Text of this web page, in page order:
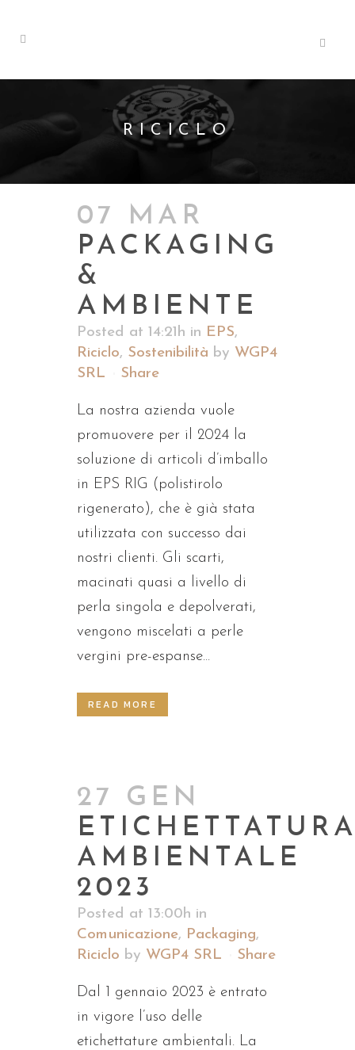
RICICLO
07 MAR
PACKAGING
&
AMBIENTE
Posted at 14:21h in EPS,
Riciclo, Sostenibilità by WGP4
SRL
Share
La nostra azienda vuole
promuovere per il 2024 la
soluzione di articoli d’imballo
in EPS RIG (polistirolo
rigenerato), che è già stata
utilizzata con successo dai
nostri clienti. Gli scarti,
macinati quasi a livello di
perla singola e depolverati,
vengono miscelati a perle
vergini pre-espanse...
READ MORE
27 GEN
AMBIENTALE
2023
Posted at 13:00h in
Comunicazione, Packaging,
Riciclo by WGP4 SRL Share
Dal 1 gennaio 2023 è entrato
in vigore l’uso delle
etichettature ambientali. La